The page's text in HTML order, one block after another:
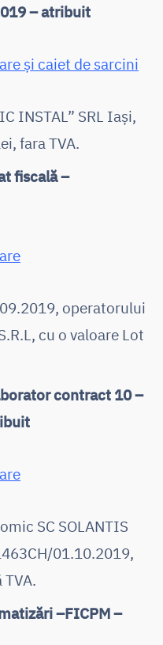
– atribuit
și caiet de sarcini
INSTAL” SRL Iași,
fara TVA.
fiscală –
operatorului
cu o valoare Lot
contract 10 –
SC SOLANTIS
01.10.2019,
–FICPM –